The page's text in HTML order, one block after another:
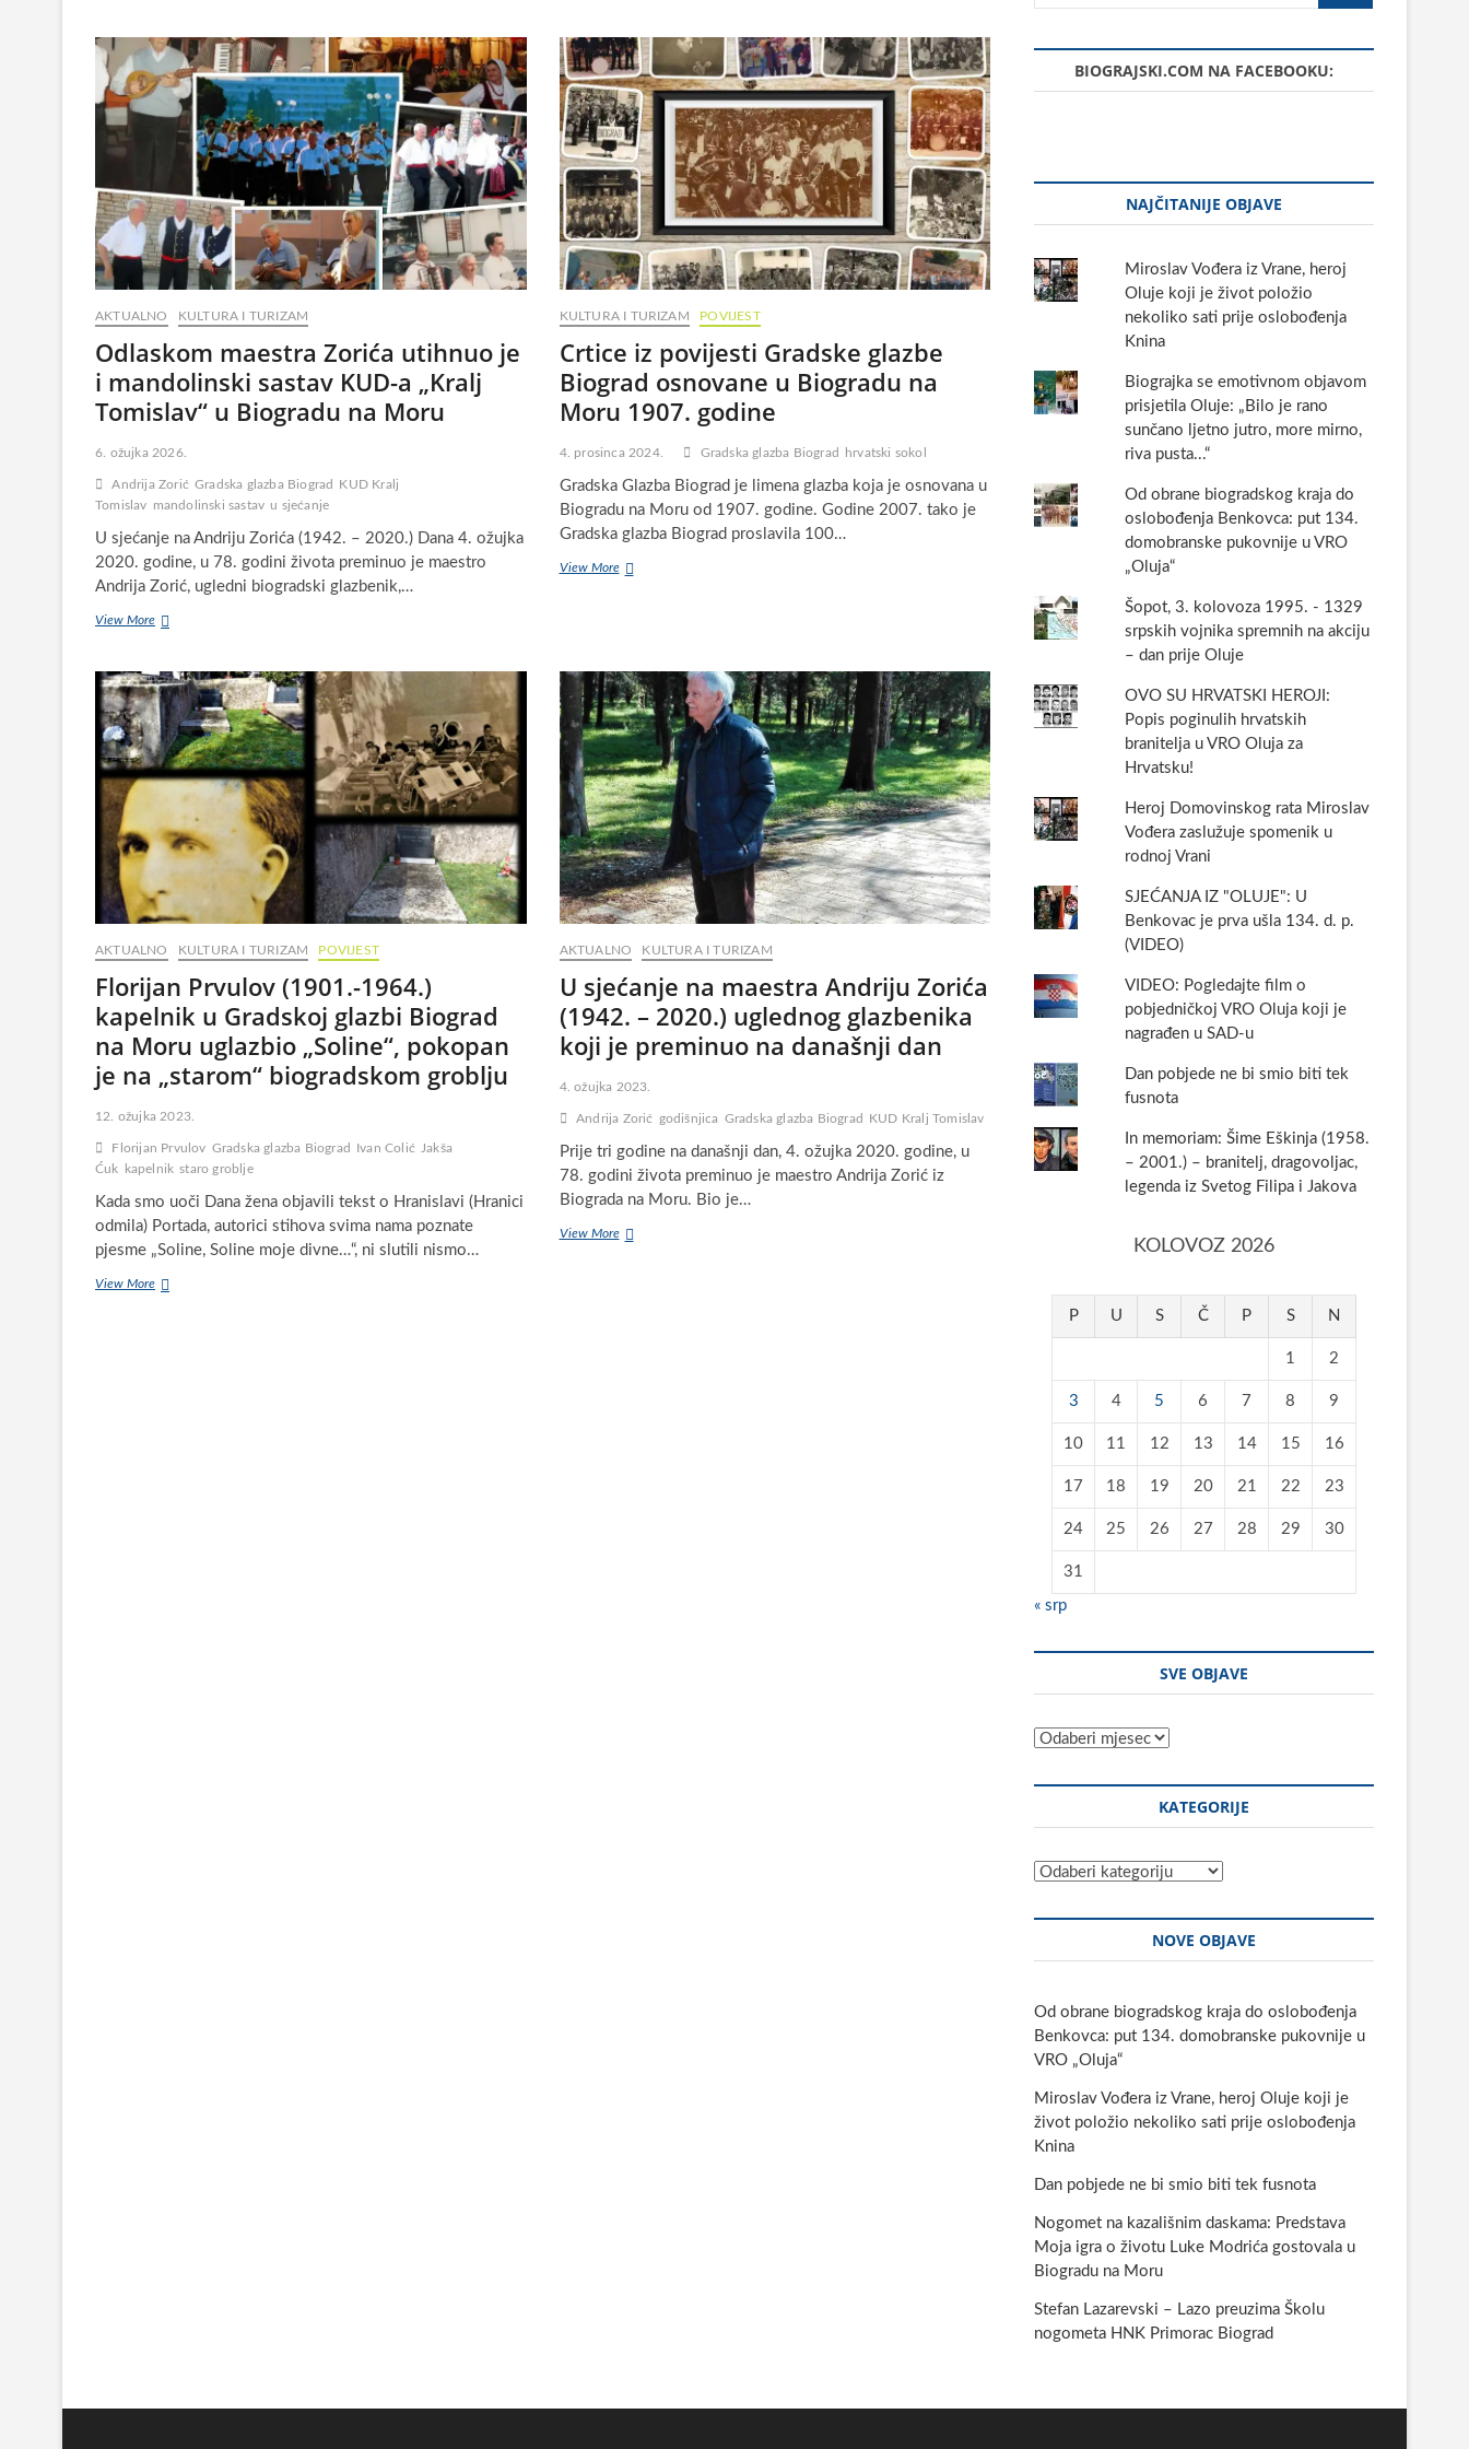
AKTUALNO KULTURA I TURIZAM
Odlaskom maestra Zorića utihnuo je
i mandolinski sastav KUD-a „Kralj
Tomislav“ u Biogradu na Moru
6. ožujka 2026.
Andrija Zorić Gradska glazba Biograd
KUD Kralj
Tomislav mandolinski sastav u sjećanje
U sjećanje na Andriju Zorića (1942. – 2020.) Dana 4. ožujka
2020. godine, u 78. godini života preminuo je maestro
Andrija Zorić, ugledni biogradski glazbenik,…
View MoreOdlaskom
utihnuo
je
i
mandolinski
sastav
KUD-
„Kralj
Tomislav“
Biogradu
na
Moru
KULTURA I TURIZAM POVIJEST
Crtice iz povijesti Gradske glazbe
Biograd osnovane u Biogradu na
Moru 1907. godine
4. prosinca 2024. Gradska glazba Biograd hrvatski sokol
Gradska Glazba Biograd je limena glazba koja je osnovana u
Biogradu na Moru od 1907. godine. Godine 2007. tako je
Gradska glazba Biograd proslavila 100…
View MoreCrtice
osnovane
u
Biogradu
Moru
1907.
godine
AKTUALNO KULTURA I TURIZAM POVIJEST
Florijan Prvulov (1901.-1964.)
kapelnik u Gradskoj glazbi Biograd
na Moru uglazbio „Soline“, pokopan
je na „starom“ biogradskom groblju
12. ožujka 2023.
Florijan Prvulov Gradska glazba Biograd Ivan Colić
Jakša
Ćuk
kapelnik staro groblje
Kada smo uoči Dana žena objavili tekst o Hranislavi (Hranici
odmila) Portada, autorici stihova svima nama poznate
pjesme „Soline, Soline moje divne…“, ni slutili nismo…
View MoreFlorijan
AKTUALNO KULTURA I TURIZAM
U sjećanje na maestra Andriju Zorića
(1942. – 2020.) uglednog glazbenika
koji je preminuo na današnji dan
4. ožujka 2023.
Andrija Zorić godišnjica Gradska glazba Biograd KUD Kralj Tomislav
Prije tri godine na današnji dan, 4. ožujka 2020. godine, u
78. godini života preminuo je maestro Andrija Zorić iz
Biograda na Moru. Bio je…
View MoreU
BIOGRAJSKI.COM NA FACEBOOKU:
NAJČITANIJE OBJAVE
Miroslav Vođera iz Vrane, heroj
Oluje koji je život položio
nekoliko sati prije oslobođenja
Knina
Biograjka se emotivnom objavom
prisjetila Oluje: „Bilo je rano
sunčano ljetno jutro, more mirno,
riva pusta...“
Od obrane biogradskog kraja do
oslobođenja Benkovca: put 134.
domobranske pukovnije u VRO
„Oluja“
Šopot, 3. kolovoza 1995. - 1329
srpskih vojnika spremnih na akciju
– dan prije Oluje
OVO SU HRVATSKI HEROJI:
Popis poginulih hrvatskih
branitelja u VRO Oluja za
Hrvatsku!
Heroj Domovinskog rata Miroslav
Vođera zaslužuje spomenik u
rodnoj Vrani
SJEĆANJA IZ "OLUJE": U
Benkovac je prva ušla 134. d. p.
(VIDEO)
VIDEO: Pogledajte film o
pobjedničkoj VRO Oluja koji je
nagrađen u SAD-u
Dan pobjede ne bi smio biti tek
fusnota
In memoriam: Šime Eškinja (1958.
– 2001.) – branitelj, dragovoljac,
legenda iz Svetog Filipa i Jakova
KOLOVOZ 2026
P U S Č P S N
1 2
3 4 5 6 7 8 9
10 11 12 13 14 15 16
17 18 19 20 21 22 23
24 25 26 27 28 29 30
31
« srp
SVE OBJAVE
Sve
KATEGORIJE
Kategorije
NOVE OBJAVE
Od obrane biogradskog kraja do oslobođenja
Benkovca: put 134. domobranske pukovnije u
VRO „Oluja“
Miroslav Vođera iz Vrane, heroj Oluje koji je
život položio nekoliko sati prije oslobođenja
Knina
Dan pobjede ne bi smio biti tek fusnota
Nogomet na kazališnim daskama: Predstava
Moja igra o životu Luke Modrića gostovala u
Biogradu na Moru
Stefan Lazarevski – Lazo preuzima Školu
nogometa HNK Primorac Biograd